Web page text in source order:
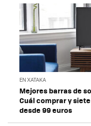
EN XATAKA
Mejores barras de
Cuál comprar y
desde 99 euros